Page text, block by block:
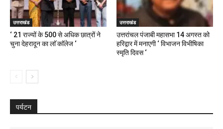
उत्तराखंड
‘ 21 राज्यों के 500 से अधिक छात्रों ने
चुना देहरादून का लाॅ काॅलेज ‘
उत्तराखंड
उत्तरांचल पंजाबी महासभा 14 अगस्त को
हरिद्वार में मनाएगी ‘ विभाजन विभीषिका
स्मृति दिवस ‘
पर्यटन